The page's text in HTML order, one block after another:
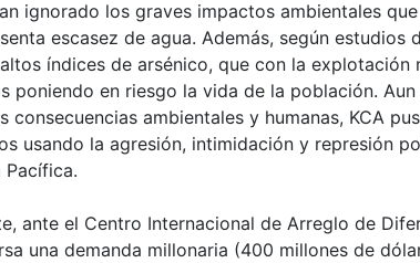
ignorado los graves impactos ambientales
escasez de agua. Además, según estudios
índices de arsénico, que con la explotación
poniendo en riesgo la vida de la población.
consecuencias ambientales y humanas, KCA
usando la agresión, intimidación y represión
Pacífica.
ante el Centro Internacional de Arreglo de
una demanda millonaria (400 millones de